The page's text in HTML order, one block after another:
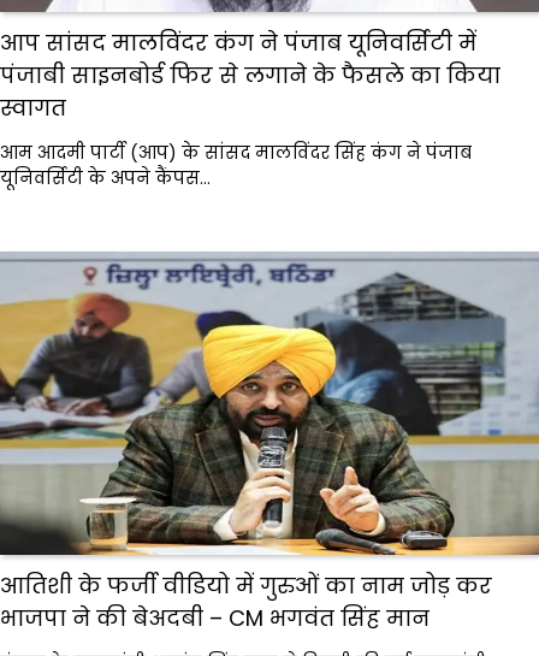
आप सांसद मालविंदर कंग ने पंजाब यूनिवर्सिटी में
पंजाबी साइनबोर्ड फिर से लगाने के फैसले का किया
स्वागत
आम आदमी पार्टी (आप) के सांसद मालविंदर सिंह कंग ने पंजाब
यूनिवर्सिटी के अपने कैंपस…
आतिशी के फर्जी वीडियो में गुरुओं का नाम जोड़ कर
भाजपा ने की बेअदबी – CM भगवंत सिंह मान